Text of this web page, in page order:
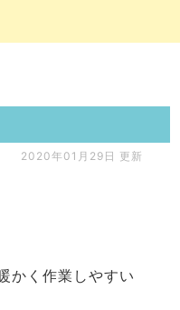
2020年01月29日 更新
かく作業しやすい